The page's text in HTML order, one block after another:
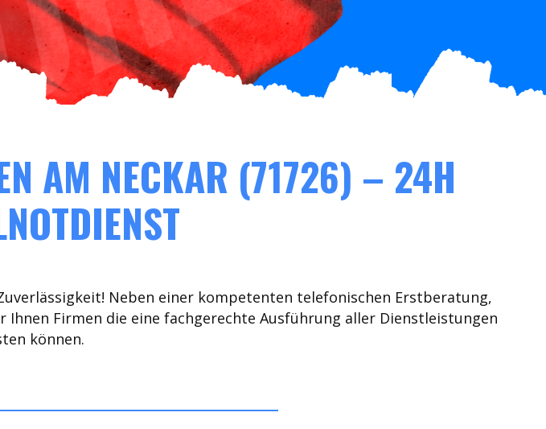
AM NECKAR (71726) – 24H
Neben einer kompetenten telefonischen Erstberatung,
Firmen die eine fachgerechte Ausführung aller Dienstleistungen
können.